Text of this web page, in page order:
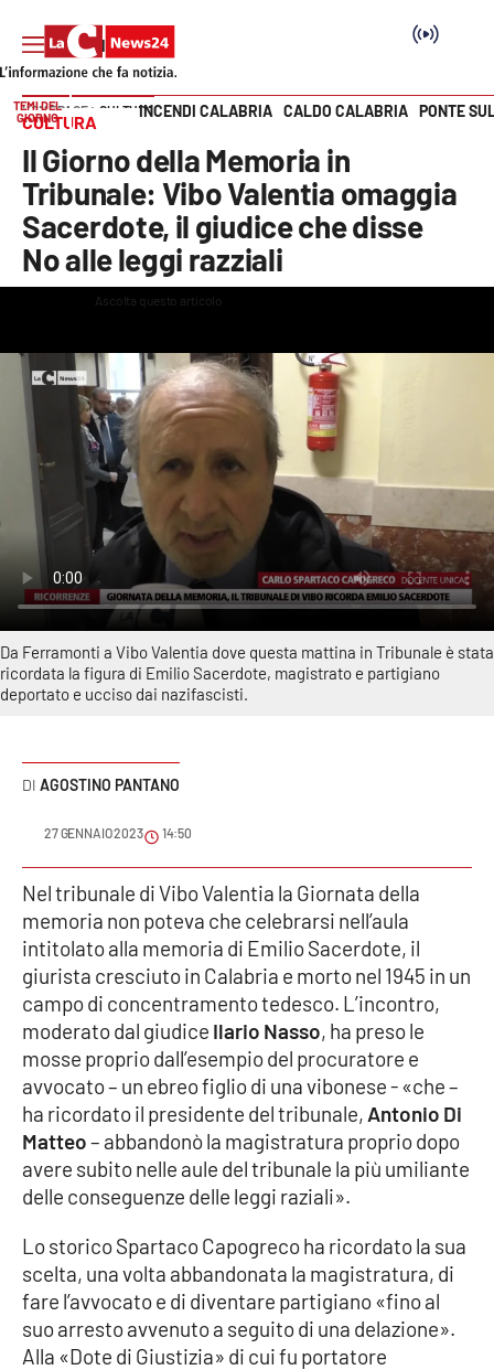
SEZIONI
Cronaca
Politica
Economia e lavoro
Italia Mondo
Sanità
Sport
Podcast
Editoriali
VIDEO
Ambiente
Cronaca
Cultura
Economia e Lavoro
Politica
Sanità
Società
Sport
Vai
TEMI DEL
GIORNO
INCENDI CALABRIA CALDO CALABRIA PONTE
HOME PAGE CULTURA
CULTURA
Il Giorno della Memoria in
Tribunale: Vibo Valentia omaggia
Sacerdote, il giudice che disse
No alle leggi razziali
Ascolta questo articolo
Da Ferramonti a Vibo Valentia dove questa mattina in Tribunale è stata
ricordata la figura di Emilio Sacerdote, magistrato e partigiano
deportato e ucciso dai nazifascisti.
AGOSTINO PANTANO
27 GENNAIO 2023 14:50
Nel tribunale di Vibo Valentia la Giornata della
memoria non poteva che celebrarsi nell’aula
intitolato alla memoria di Emilio Sacerdote, il
giurista cresciuto in Calabria e morto nel 1945 in un
campo di concentramento tedesco. L’incontro,
moderato dal giudice Ilario Nasso, ha preso le
mosse proprio dall’esempio del procuratore e
avvocato – un ebreo figlio di una vibonese - «che –
ha ricordato il presidente del tribunale, Antonio Di
Matteo– abbandonò la magistratura proprio dopo
avere subito nelle aule del tribunale la più umiliante
delle conseguenze delle leggi raziali».
Lo storico Spartaco Capogreco ha ricordato la sua
scelta, una volta abbandonata la magistratura, di
fare l’avvocato e di diventare partigiano «fino al
suo arresto avvenuto a seguito di una delazione».
Alla «Dote di Giustizia» di cui fu portatore